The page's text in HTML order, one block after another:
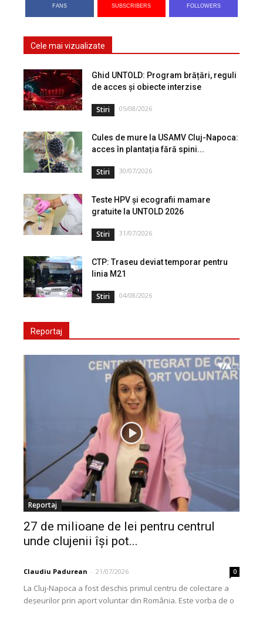
FANS SUBSCRIBERS FOLLOWERS
Cele mai vizualizate
Ghid UNTOLD: Program brățări, reguli
de acces și obiecte interzise
Stiri 05/08/2026
Cules de mure la USAMV Cluj-Napoca:
acces în plantația fără spini...
Stiri 30/07/2026
Teste HPV și ecografii mamare
gratuite la UNTOLD 2026
Stiri 31/07/2026
CTP: Traseu deviat temporar pentru
linia M21
Stiri 04/08/2026
Reportaj
Reportaj
27 de milioane de lei pentru centrul
unde clujenii își pot...
Claudiu Padurean - 21/07/2026 0
La Cluj-Napoca a fost deschis primul centru de colectare a
deșeurilor prin aport voluntar din România. Este vorba de o